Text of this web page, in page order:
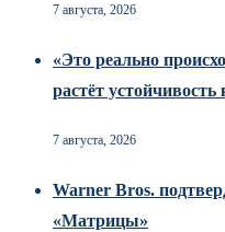
7 августа, 2026
«Это реально
растёт
7 августа, 2026
Warner Bros.
«Матрицы»